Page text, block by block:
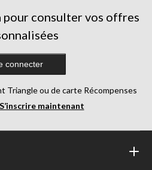
pour consulter vos offres
connecter
Triangle ou de carte Récompenses
S’inscrire maintenant